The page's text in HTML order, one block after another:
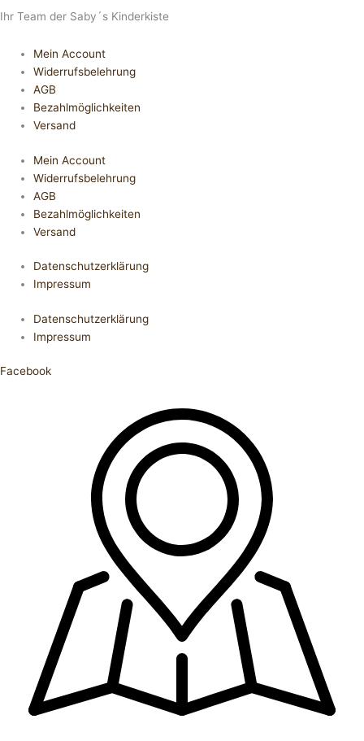
Ihr Team der Saby´s Kinderkiste
Mein Account
Widerrufsbelehrung
AGB
Bezahlmöglichkeiten
Versand
Mein Account
Widerrufsbelehrung
AGB
Bezahlmöglichkeiten
Versand
Datenschutzerklärung
Impressum
Datenschutzerklärung
Impressum
Facebook